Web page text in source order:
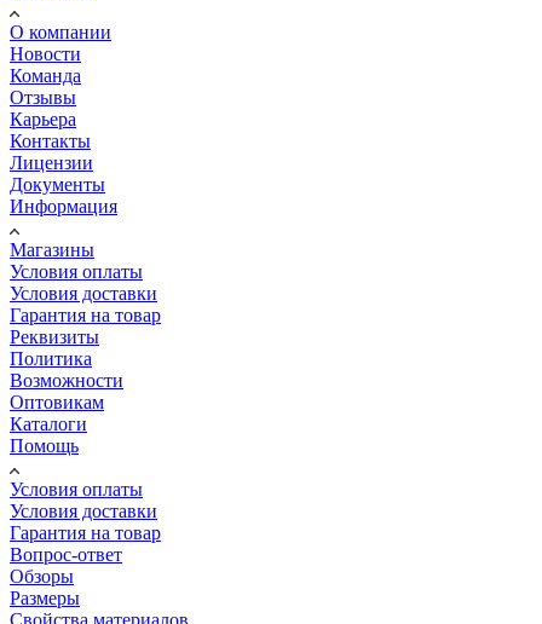
О компании
Новости
Команда
Отзывы
Карьера
Контакты
Лицензии
Документы
Информация
Магазины
Условия оплаты
Условия доставки
Гарантия на товар
Реквизиты
Политика
Возможности
Оптовикам
Каталоги
Помощь
Условия оплаты
Условия доставки
Гарантия на товар
Вопрос-ответ
Обзоры
Размеры
Свойства материалов